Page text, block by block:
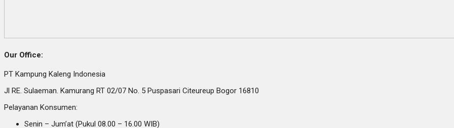
Our Office:
PT Kampung Kaleng Indonesia
Jl RE. Sulaeman. Kamurang RT 02/07 No. 5 Puspasari Citeureup Bogor 16810
Pelayanan Konsumen:
Senin – Jum’at (Pukul 08.00 – 16.00 WIB)